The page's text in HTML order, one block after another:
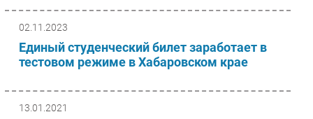
Новости
Аналитика
Интервью
Мероприятия
Проекты
02.11.2023
Единый студенческий билет заработает в
тестовом режиме в Хабаровском крае
13.01.2021